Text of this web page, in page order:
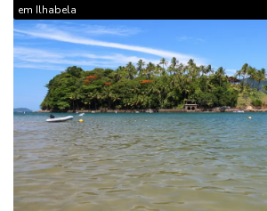
em Ilhabela